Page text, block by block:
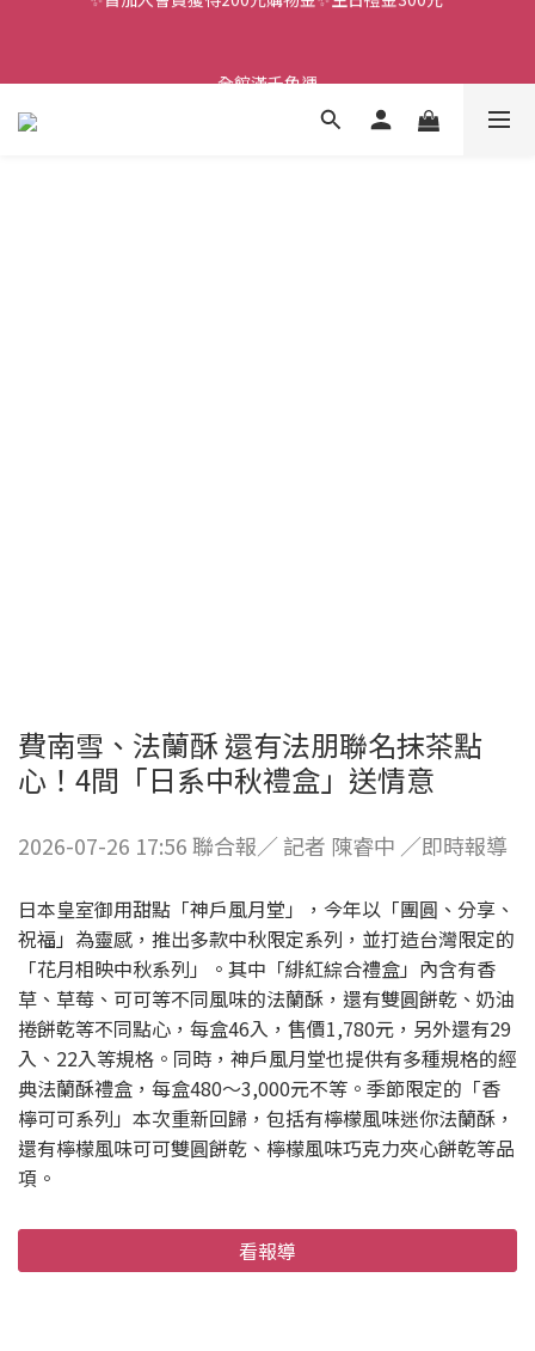
🎉歡慶全台首間品牌專門店開幕活動 🎉指定商品買3贈1 🎉滿1000
費南雪、法蘭酥 還有法朋聯名抹茶點
心！4間「日系中秋禮盒」送情意
2026-07-26 17:56 聯合報／ 記者 陳睿中 ／即時報導
日本皇室御用甜點「神戶風月堂」，今年以「團圓、分享、
祝福」為靈感，推出多款中秋限定系列，並打造台灣限定的
「花月相映中秋系列」。其中「緋紅綜合禮盒」內含有香
草、草莓、可可等不同風味的法蘭酥，還有雙圓餅乾、奶油
捲餅乾等不同點心，每盒46入，售價1,780元，另外還有29
入、22入等規格。同時，神戶風月堂也提供有多種規格的經
典法蘭酥禮盒，每盒480～3,000元不等。季節限定的「香
檸可可系列」本次重新回歸，包括有檸檬風味迷你法蘭酥，
還有檸檬風味可可雙圓餅乾、檸檬風味巧克力夾心餅乾等品
項。
看報導